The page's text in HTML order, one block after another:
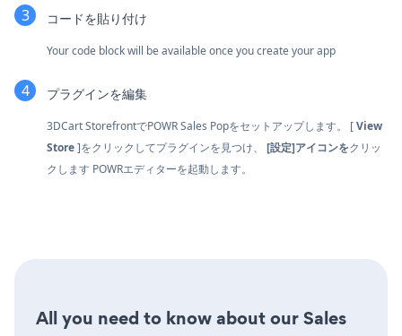
コードを貼り付け
Your code block will be available once you create your app
プラグインを編集
3DCart StorefrontでPOWR Sales Popをセットアップします。 [View
Store]をクリックしてプラグインを見つけ、 [設定]アイコンをクリッ
クします POWRエディターを起動します。
All you need to know about our Sales